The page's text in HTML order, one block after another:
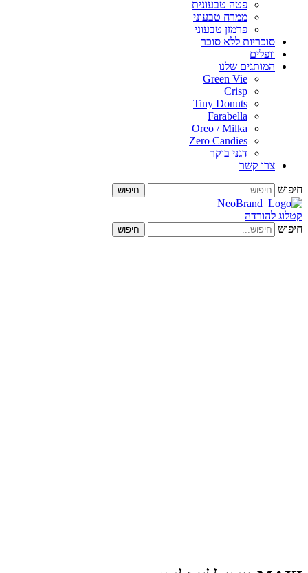
פטה טבעונית
ממרח טבעוני
פרמזן טבעוני
סוכריות ללא סוכר
וופלים
המותגים שלנו
Green Vie
Crisp
Tiny Donuts
Farabella
Oreo / Milka
Zero Candies
דגני בוקר
צרו קשר
להורדה